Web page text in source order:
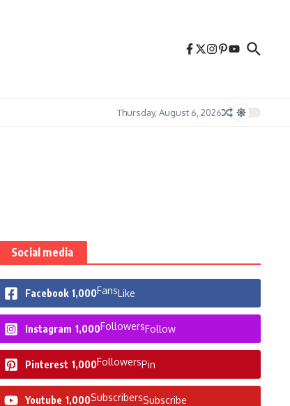
Thursday, August 6, 2026
Social media
Facebook 1,000FansLike
Instagram 1,000FollowersFollow
Pinterest 1,000FollowersPin
Youtube 1,000SubscribersSubscribe